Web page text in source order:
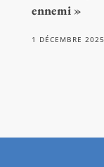
ennemi »
1 DÉCEMBRE 2025